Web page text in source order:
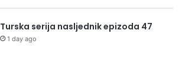
Turska serija nasljednik epizoda 47
1 day ago